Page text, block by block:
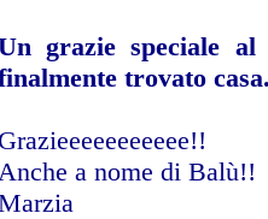
grazie speciale
trovato
Grazieeeeeeeeeee!!
a nome di Balù!!